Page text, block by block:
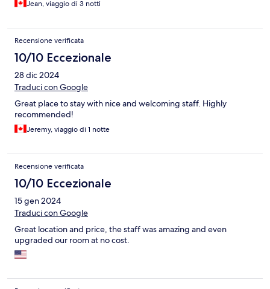
Jean, viaggio di 3 notti
Recensione verificata
10/10 Eccezionale
28 dic 2024
Traduci con Google
Great place to stay with nice and welcoming staff. Highly
recommended!
Jeremy, viaggio di 1 notte
Recensione verificata
10/10 Eccezionale
15 gen 2024
Traduci con Google
Great location and price, the staff was amazing and even
upgraded our room at no cost.